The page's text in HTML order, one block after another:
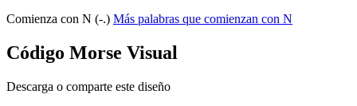
Comienza con N (-.) Más palabras que comienzan con N
Código Morse Visual
Descarga o comparte este diseño